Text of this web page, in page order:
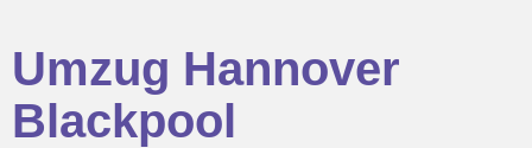
Umzug Hannover
Blackpool